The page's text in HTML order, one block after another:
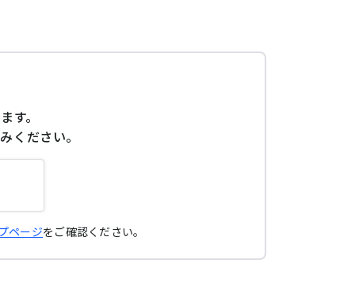
す。
ください。
ページをご確認ください。